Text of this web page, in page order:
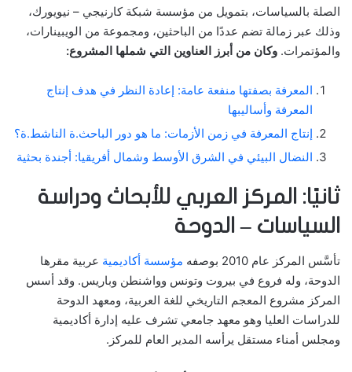
الصلة بالسياسات، بتمويل من مؤسسة شبكة كارنيجي – نيويورك،
وذلك عبر زمالة تضم عددًا من الباحثين، ومجموعة من الويبينارات،
والمؤتمرات. وكان من أبرز العناوين التي شملها المشروع:
المعرفة بصفتها منفعة عامة: إعادة النظر في هدف إنتاج
المعرفة وأساليبها
إنتاج المعرفة في زمن الأزمات: ما هو دور الباحث.ة الناشط.ة؟
النضال البيئي في الشرق الأوسط وشمال أفريقيا: أجندة بحثية
ثانيًا: المركز العربي للأبحاث ودراسة
السياسات – الدوحة
تأسَّس المركز عام 2010 بوصفه مؤسسة أكاديمية عربية مقرها
الدوحة، وله فروع في بيروت وتونس وواشنطن وباريس. وقد أسس
المركز مشروع المعجم التاريخي للغة العربية، ومعهد الدوحة
للدراسات العليا وهو معهد جامعي تشرف عليه إدارة أكاديمية
ومجلس أمناء مستقل يرأسه المدير العام للمركز.